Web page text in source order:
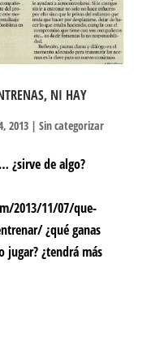
NI HAY
2013| Sin categorizar
¿sirve de algo?
2013/11/07/que-
¿qué ganas
¿tendrá más